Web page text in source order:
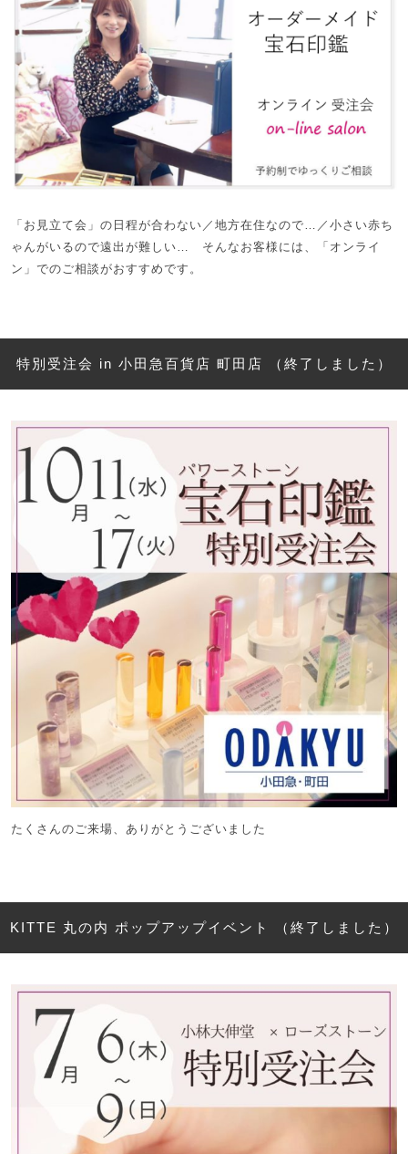
「お見立て会」の日程が合わない／地方在住なので…／小さい赤ち
ゃんがいるので遠出が難しい… そんなお客様には、「オンライ
ン」でのご相談がおすすめです。
特別受注会 in 小田急百貨店 町田店 （終了しました）
たくさんのご来場、ありがとうございました
KITTE 丸の内 ポップアップイベント （終了しました）